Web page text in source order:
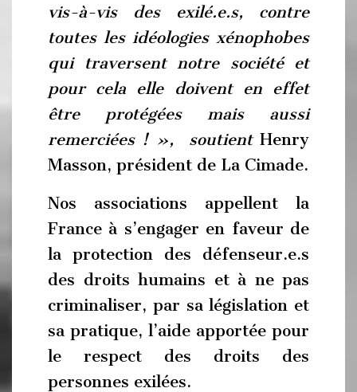
vis-à-vis des exilé.e.s, contre
toutes les idéologies xénophobes
qui traversent notre société et
pour cela elle doivent en effet
être protégées mais aussi
remerciées ! », soutientHenry
Masson, président de La Cimade.
Nos associations appellent la
France à s’engager en faveur de
la protection des défenseur.e.s
des droits humains et à ne pas
criminaliser, par sa législation et
sa pratique, l’aide apportée pour
le respect des droits des
personnes exilées.